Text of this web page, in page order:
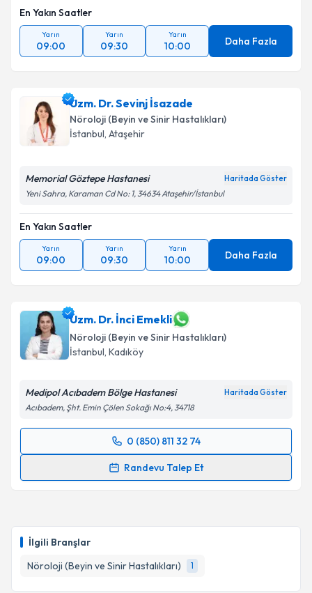
İlgili Branşlar
Nöroloji (Beyin ve Sinir Hastalıkları)
1
En Yakın Saatler
Yarın
09:00
Yarın
09:30
Yarın
10:00 Daha Fazla
Uzm. Dr. Sevinj İsazade
Nöroloji (Beyin ve Sinir Hastalıkları)
İstanbul, Ataşehir
Memorial Göztepe Hastanesi Haritada Göster
Yeni Sahra, Karaman Cd No: 1, 34634 Ataşehir/İstanbul
En Yakın Saatler
Yarın
09:00
Yarın
09:30
Yarın
10:00 Daha Fazla
Uzm. Dr. İnci Emekli
Nöroloji (Beyin ve Sinir Hastalıkları)
İstanbul, Kadıköy
Medipol Acıbadem Bölge Hastanesi Haritada Göster
Acıbadem, Şht. Emin Çölen Sokağı No:4, 34718
0 (850) 811 32 74
Randevu Talep Et
Randevu Takvimi Talebi
E-posta Adresiniz